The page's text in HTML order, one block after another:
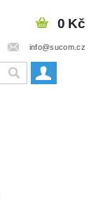
info@sucom.cz
0 Kč